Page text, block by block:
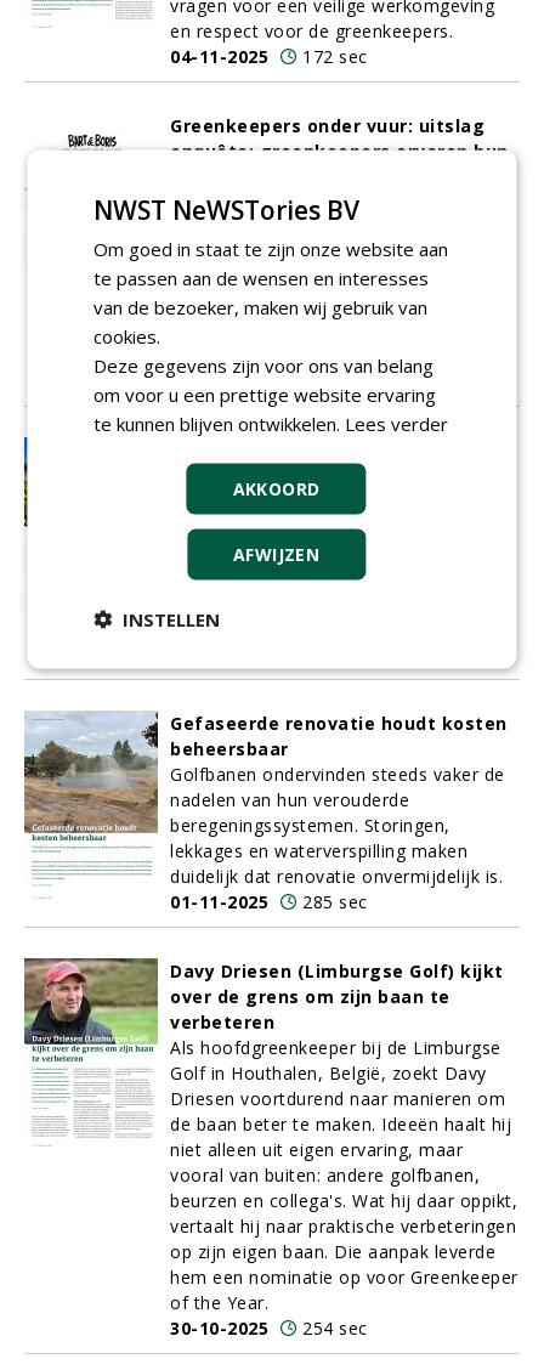
vragen voor een veilige werkomgeving
en respect voor de greenkeepers.
04-11-2025
172 sec
Greenkeepers onder vuur: uitslag
enquête: greenkeepers ervaren hun
Greenkeepers zorgen dagelijks dat
golfbanen in topconditie zijn. Toch blijkt
uit een enquête van dit vakblad dat zij
hun werk regelmatig als gevaarlijk
ervaren. De meerderheid voelt zich
03-11-2025
183 sec
'Biodiversiteit en bespeelbaarheid
hoeven elkaar niet te bijten'
Technisch specialist bij Barenbrug
William Boogaarts geeft erkenning aan
de traditionele kijk van greenkeepers die
dat bloemen prima kunnen werken.
Gefaseerde renovatie houdt kosten
beheersbaar
Golfbanen ondervinden steeds vaker de
nadelen van hun verouderde
beregeningssystemen. Storingen,
lekkages en waterverspilling maken
duidelijk dat renovatie onvermijdelijk is.
01-11-2025
285 sec
Davy Driesen (Limburgse Golf) kijkt
over de grens om zijn baan te
verbeteren
Als hoofdgreenkeeper bij de Limburgse
Golf in Houthalen, België, zoekt Davy
Driesen voortdurend naar manieren om
de baan beter te maken. Ideeën haalt hij
niet alleen uit eigen ervaring, maar
vooral van buiten: andere golfbanen,
beurzen en collega's. Wat hij daar oppikt,
vertaalt hij naar praktische verbeteringen
op zijn eigen baan. Die aanpak leverde
hem een nominatie op voor Greenkeeper
of the Year.
30-10-2025
254 sec
NWST NeWSTories BV
Om goed in staat te zijn onze website aan
te passen aan de wensen en interesses
van de bezoeker, maken wij gebruik van
cookies.
Deze gegevens zijn voor ons van belang
om voor u een prettige website ervaring
te kunnen blijven ontwikkelen. Lees verder
AKKOORD
AFWIJZEN
INSTELLEN